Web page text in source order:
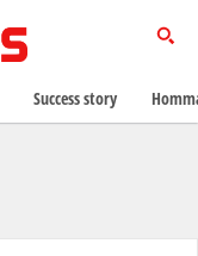
Success story